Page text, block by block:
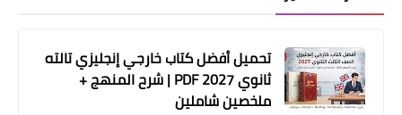
تحميل أفضل كتاب خارجي إنجليزي تالته
ثانوي 2027 PDF | شرح المنهج +
ملخصين شاملين